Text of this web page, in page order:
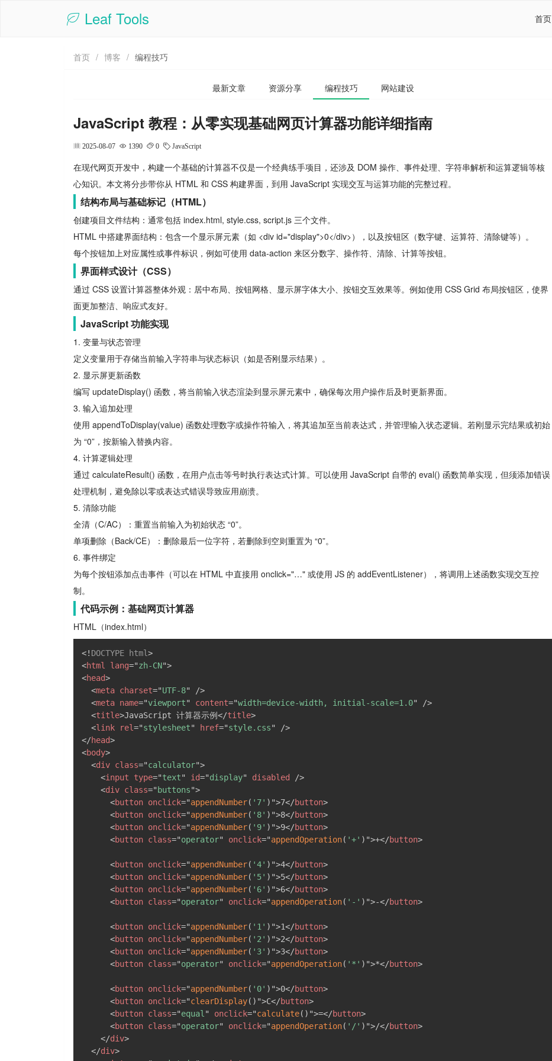
Leaf Tools 首页
首页 / 博客 / 编程技巧
最新文章 资源分享 编程技巧 网站建设
JavaScript 教程：从零实现基础网页计算器功能详细指南
2025-08-07 1390 0 JavaScript
在现代网页开发中，构建一个基础的计算器不仅是一个经典练手项目，还涉及 DOM 操作、事件处理、字符串解析和运算逻辑等核
心知识。本文将分步带你从 HTML 和 CSS 构建界面，到用 JavaScript 实现交互与运算功能的完整过程。
结构布局与基础标记（HTML）
创建项目文件结构：通常包括 index.html, style.css, script.js 三个文件。
HTML 中搭建界面结构：包含一个显示屏元素（如 <div id="display">0</div>），以及按钮区（数字键、运算符、清除键等）。
每个按钮加上对应属性或事件标识，例如可使用 data-action 来区分数字、操作符、清除、计算等按钮。
界面样式设计（CSS）
通过 CSS 设置计算器整体外观：居中布局、按钮网格、显示屏字体大小、按钮交互效果等。例如使用 CSS Grid 布局按钮区，使界
面更加整洁、响应式友好。
JavaScript 功能实现
1. 变量与状态管理
定义变量用于存储当前输入字符串与状态标识（如是否刚显示结果）。
2. 显示屏更新函数
编写 updateDisplay() 函数，将当前输入状态渲染到显示屏元素中，确保每次用户操作后及时更新界面。
3. 输入追加处理
使用 appendToDisplay(value) 函数处理数字或操作符输入，将其追加至当前表达式，并管理输入状态逻辑。若刚显示完结果或初始
为 “0”，按新输入替换内容。
4. 计算逻辑处理
通过 calculateResult() 函数，在用户点击等号时执行表达式计算。可以使用 JavaScript 自带的 eval() 函数简单实现，但须添加错误
处理机制，避免除以零或表达式错误导致应用崩溃。
5. 清除功能
全清（C/AC）：重置当前输入为初始状态 “0”。
单项删除（Back/CE）：删除最后一位字符，若删除到空则重置为 “0”。
6. 事件绑定
为每个按钮添加点击事件（可以在 HTML 中直接用 onclick="…" 或使用 JS 的 addEventListener），将调用上述函数实现交互控
制。
代码示例：基础网页计算器
HTML（index.html）
<! DOCTYPE html>
<html lang="zh-CN">
<head>
<meta charset="UTF-8"
/>
<meta name="viewport" content="width=device-width, initial-scale=1.0"
/>
<title>JavaScript 计算器示例</title>
<link rel="stylesheet" href="style.css"
/>
</head>
<body>
<div class="calculator">
<input type="text" id="display" disabled
/>
<div class=" buttons">
<button onclick="appendNumber( '7' ) ">7</button>
<button onclick="appendNumber( '8' ) ">8</button>
<button onclick="appendNumber( '9' ) ">9</button>
<button class="operator" onclick="appendOperation( '+' ) ">+</button>
<button onclick="appendNumber( '4' ) ">4</button>
<button onclick="appendNumber( '5' ) ">5</button>
<button onclick="appendNumber( '6' ) ">6</button>
<button class="operator" onclick="appendOperation( '-' ) ">-</button>
<button onclick="appendNumber( '1' ) ">1</button>
<button onclick="appendNumber( '2' ) ">2</button>
<button onclick="appendNumber( '3' ) ">3</button>
<button class="operator" onclick="appendOperation( '*' ) ">*</button>
<button onclick="appendNumber( '0' ) ">0</button>
<button onclick="clearDisplay( ) ">C</button>
<button class="equal " onclick="calculate( ) ">=</button>
<button class="operator" onclick="appendOperation( '/' ) ">/</button>
</div>
</div>